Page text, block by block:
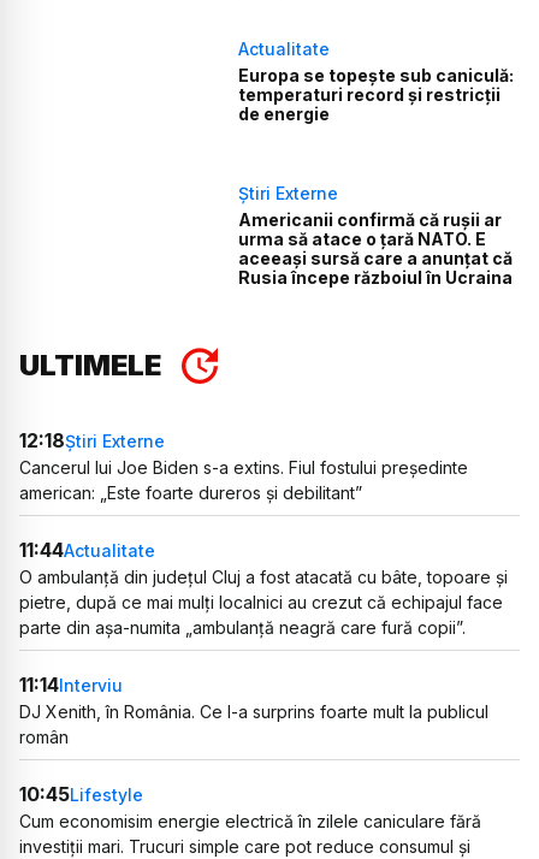
Actualitate
Europa se topește sub caniculă:
temperaturi record și restricții
de energie
Știri Externe
Americanii confirmă că rușii ar
urma să atace o țară NATO. E
aceeași sursă care a anunțat că
Rusia începe războiul în Ucraina
ULTIMELE
12:18Știri Externe
Cancerul lui Joe Biden s-a extins. Fiul fostului președinte
american: „Este foarte dureros și debilitant”
11:44Actualitate
O ambulanță din județul Cluj a fost atacată cu bâte, topoare și
pietre, după ce mai mulți localnici au crezut că echipajul face
parte din așa-numita „ambulanță neagră care fură copii”.
11:14Interviu
DJ Xenith, în România. Ce l-a surprins foarte mult la publicul
român
10:45Lifestyle
Cum economisim energie electrică în zilele caniculare fără
investiții mari. Trucuri simple care pot reduce consumul și